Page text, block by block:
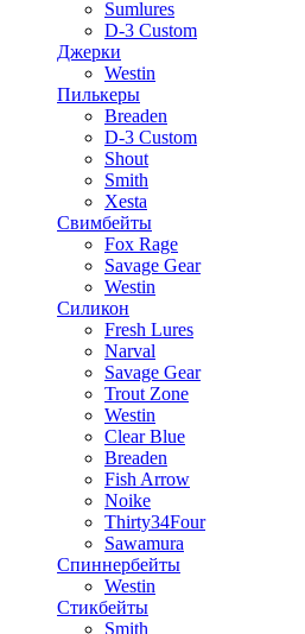
Sumlures
D-3 Custom
Джерки
Westin
Пилькеры
Breaden
D-3 Custom
Shout
Smith
Xesta
Свимбейты
Fox Rage
Savage Gear
Westin
Силикон
Fresh Lures
Narval
Savage Gear
Trout Zone
Westin
Clear Blue
Breaden
Fish Arrow
Noike
Thirty34Four
Sawamura
Спиннербейты
Westin
Стикбейты
Smith